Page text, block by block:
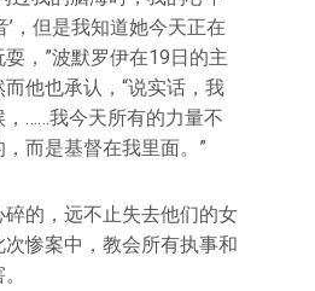
’，但是我知道她今天正在
，”波默罗伊在19日的主
他也承认，“说实话，我
……我今天所有的力量不
而是基督在我里面。”
的，远不止失去他们的女
次惨案中，教会所有执事和